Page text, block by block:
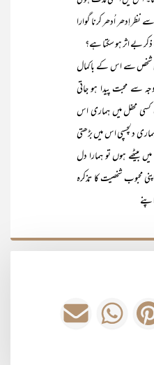
اِدھر اُدھر کرنا گوارا
بے اثر ہو سکتا ہے؟
سے اس کے باکمال
سے محبت پیدا ہو جاتی
محفل میں ہماری اس
دلچسپی اس میں بڑھتی
بیٹھے ہوں تو ہمارا دل
محبوب شخصیت کا تذکرہ